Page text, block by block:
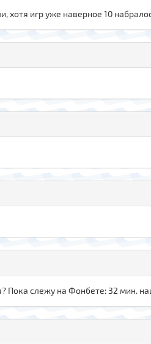
хотя игр уже наверное 10
Пока слежу на Фонбете: 32 мин.